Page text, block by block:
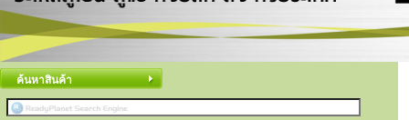
ค้นหาสินค้า